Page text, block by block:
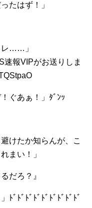
たはず！」
レ……」
速報VIPがお送りしま
ぐあぁ！」ﾀﾞﾝｯ
けたか知らんが、こ
まい！」
だろ？』
ﾄﾞﾄﾞﾄﾞﾄﾞﾄﾞﾄﾞﾄﾞﾄﾞﾄﾞ